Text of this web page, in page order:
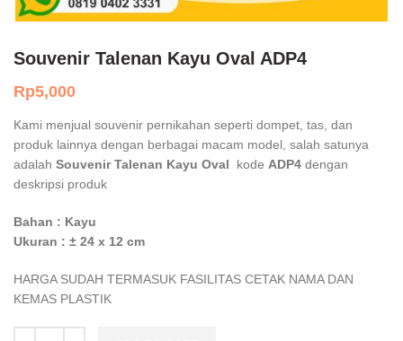
Souvenir Talenan Kayu Oval ADP4
Rp5,000
Kami menjual souvenir pernikahan seperti dompet, tas, dan
produk lainnya dengan berbagai macam model, salah satunya
adalah Souvenir Talenan Kayu Oval kode ADP4 dengan
deskripsi produk
Bahan : Kayu
Ukuran : ± 24 x 12 cm
HARGA SUDAH TERMASUK FASILITAS CETAK NAMA DAN
KEMAS PLASTIK